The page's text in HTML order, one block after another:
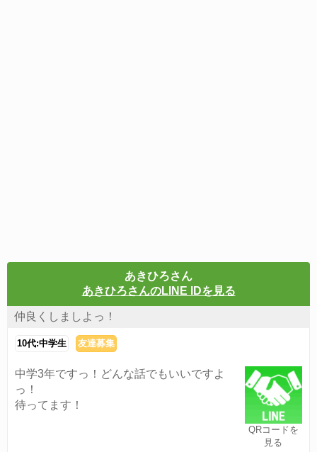
あきひろさん
あきひろさんのLINE IDを見る
仲良くしましよっ！
10代:中学生 友達募集
QRコードを
見る
中学3年ですっ！どんな話でもいいですよ
っ！
待ってます！